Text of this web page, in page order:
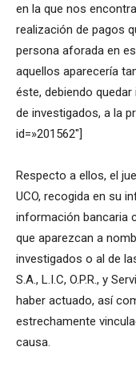
en la que nos
realización de pagos
persona aforada en
aquellos aparecería
éste, debiendo
de investigados, a la
id=»201562″]
Respecto a ellos, el
UCO, recogida en su
información bancaria
que aparezcan a
investigados o al de
S.A., L.I.C, O.P.R., y
haber actuado, así
estrechamente
causa.